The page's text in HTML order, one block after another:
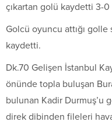
çıkartan golü kaydetti 3-0
Golcü oyuncu attığı
kaydetti.
Dk.70 Gelişen İstanbul
önünde topla buluşan
bulunan Kadir Durmuş’u
direk dibinden fileleri